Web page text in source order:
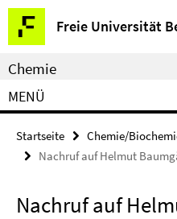
Springe
direkt
zu
Inhalt
Freie Universität
Service-
Navigation
Chemie
MENÜ
Startseite Chemie/
Nachruf auf Helmut
Nachruf auf